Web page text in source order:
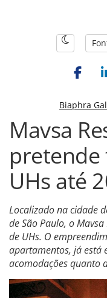
Biaphra
Mavsa
pretende
UHs até
Localizado na cidade
de São Paulo, o
de UHs. O
apartamentos, já está
acomodações quanto